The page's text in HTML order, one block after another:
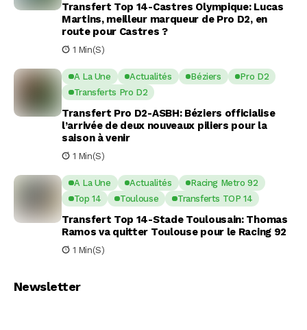
Transfert Top 14-Castres Olympique: Lucas
Martins, meilleur marqueur de Pro D2, en
route pour Castres ?
1 Min(s)
A La Une Actualités Béziers
Pro D2
Transferts Pro D2
Transfert Pro D2-ASBH: Béziers officialise
l’arrivée de deux nouveaux piliers pour la
saison à venir
1 Min(s)
A La Une Actualités
Racing Metro 92
Top 14
Toulouse Transferts TOP 14
Transfert Top 14-Stade Toulousain: Thomas
Ramos va quitter Toulouse pour le Racing 92
1 Min(s)
Newsletter